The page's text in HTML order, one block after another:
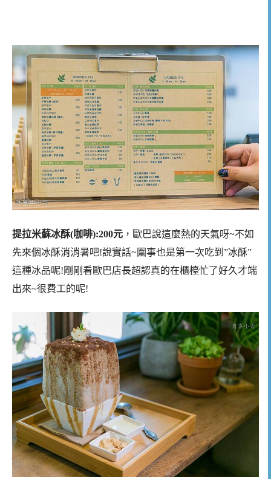
提拉米蘇冰酥(咖啡):200元 ，歐巴說這麼熱的天氣呀~不如
先來個冰酥消消暑吧!說實話~圍事也是第一次吃到”冰酥”
這種冰品呢!剛剛看歐巴店長超認真的在櫃檯忙了好久才端
出來~很費工的呢!